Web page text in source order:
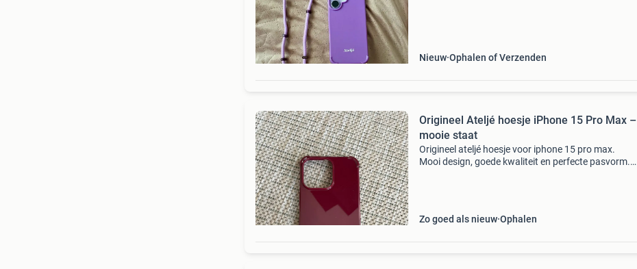
Nieuw Ophalen of Verzenden
Origineel Ateljé hoesje iPhone 15 Pro Max –
mooie staat
Origineel ateljé hoesje voor iphone 15 pro max.
Mooi design, goede kwaliteit en perfecte pasvorm.
Zo goed als nieuw Ophalen